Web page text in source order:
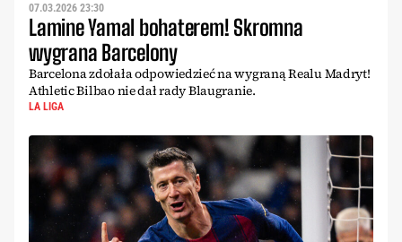
07.03.2026 23:30
Lamine Yamal bohaterem! Skromna
wygrana Barcelony
Barcelona zdołała odpowiedzieć na wygraną Realu Madryt!
Athletic Bilbao nie dał rady Blaugranie.
LA LIGA